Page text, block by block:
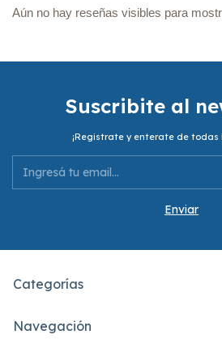
Aún no hay reseñas visibles para
Suscribite al
¡Registrate y enterate de todas
Categorías
Navegación